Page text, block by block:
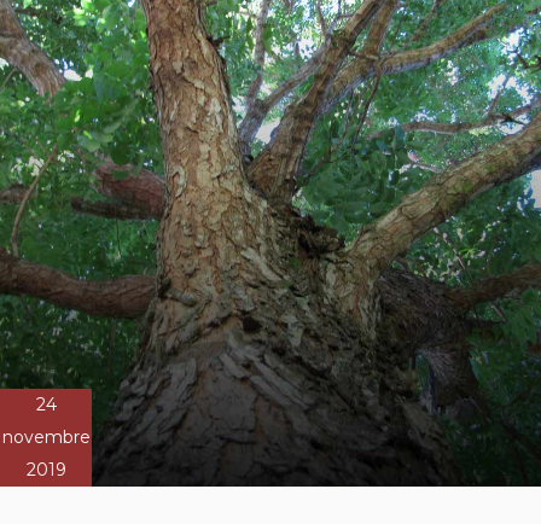
24
novembre
2019